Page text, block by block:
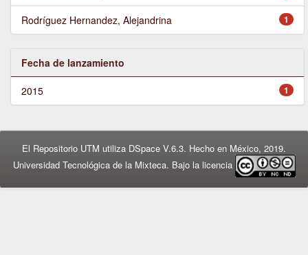
1
Rodríguez Hernandez, Alejandrina
Fecha de lanzamiento
1
2015
El Repositorio UTM utiliza DSpace V.6.3. Hecho en México, 2019.
Universidad Tecnológica de la Mixteca. Bajo la licencia